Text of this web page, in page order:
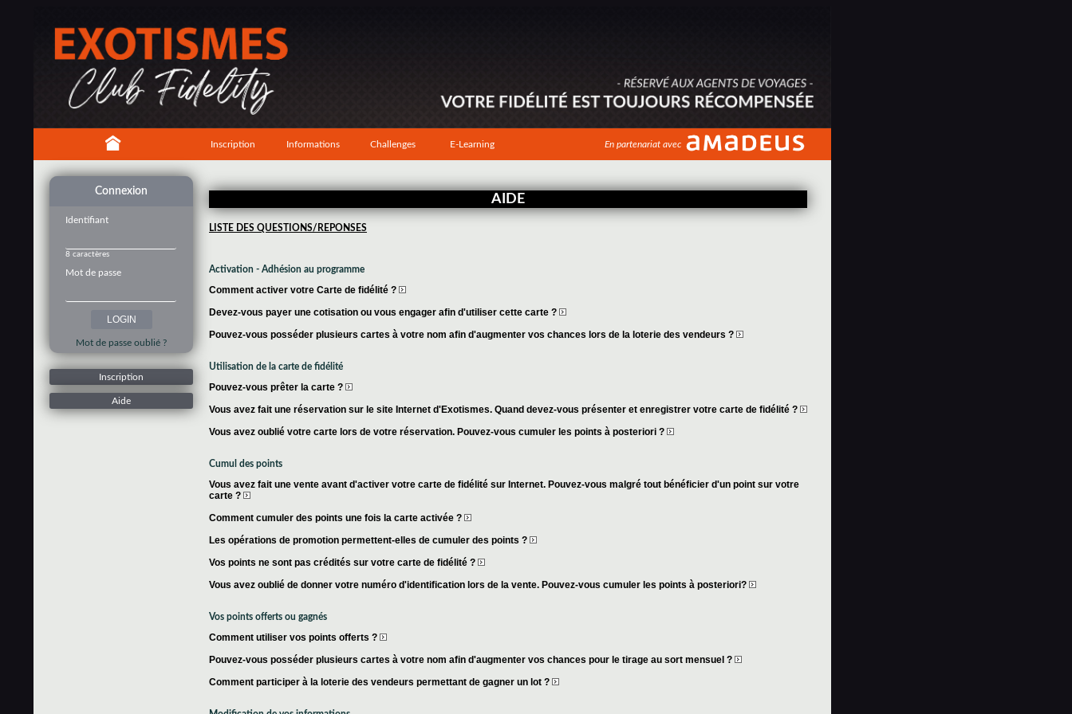
Inscription Informations Challenges E-Learning En partenariat avec
Connexion
Identifiant
8 caractères
Mot de passe
Mot de passe oublié ?
Inscription
Aide
AIDE
LISTE DES QUESTIONS/REPONSES
Activation - Adhésion au programme
Comment activer votre Carte de fidélité ?
Devez-vous payer une cotisation ou vous engager afin d'utiliser cette carte ?
Pouvez-vous posséder plusieurs cartes à votre nom afin d'augmenter vos chances lors de la loterie des vendeurs ?
Utilisation de la carte de fidélité
Pouvez-vous prêter la carte ?
Vous avez fait une réservation sur le site Internet d'Exotismes. Quand devez-vous présenter et enregistrer votre carte de fidélité ?
Vous avez oublié votre carte lors de votre réservation. Pouvez-vous cumuler les points à posteriori ?
Cumul des points
Vous avez fait une vente avant d'activer votre carte de fidélité sur Internet. Pouvez-vous malgré tout bénéficier d'un point sur votre
carte ?
Comment cumuler des points une fois la carte activée ?
Les opérations de promotion permettent-elles de cumuler des points ?
Vos points ne sont pas crédités sur votre carte de fidélité ?
Vous avez oublié de donner votre numéro d'identification lors de la vente. Pouvez-vous cumuler les points à posteriori?
Vos points offerts ou gagnés
Comment utiliser vos points offerts ?
Pouvez-vous posséder plusieurs cartes à votre nom afin d'augmenter vos chances pour le tirage au sort mensuel ?
Comment participer à la loterie des vendeurs permettant de gagner un lot ?